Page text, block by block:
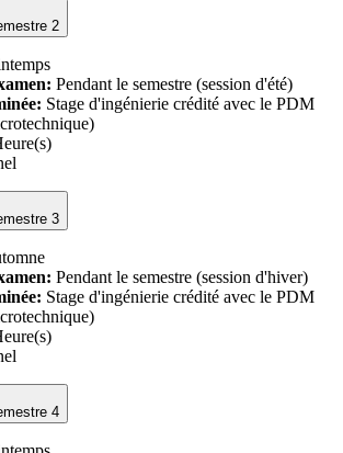
semestre 2
Pendant le semestre (session d'été)
Stage d'ingénierie crédité avec le PDM
semestre 3
Pendant le semestre (session d'hiver)
Stage d'ingénierie crédité avec le PDM
semestre 4